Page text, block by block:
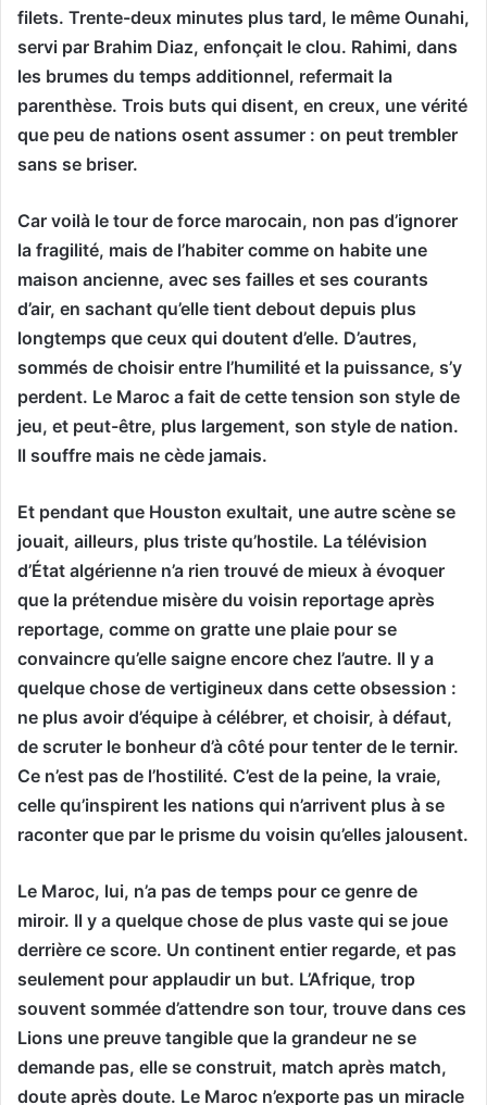
filets. Trente-deux minutes plus tard, le même Ounahi,
servi par Brahim Diaz, enfonçait le clou. Rahimi, dans
les brumes du temps additionnel, refermait la
parenthèse. Trois buts qui disent, en creux, une vérité
que peu de nations osent assumer : on peut trembler
sans se briser.
Car voilà le tour de force marocain, non pas d’ignorer
la fragilité, mais de l’habiter comme on habite une
maison ancienne, avec ses failles et ses courants
d’air, en sachant qu’elle tient debout depuis plus
longtemps que ceux qui doutent d’elle. D’autres,
sommés de choisir entre l’humilité et la puissance, s’y
perdent. Le Maroc a fait de cette tension son style de
jeu, et peut-être, plus largement, son style de nation.
Il souffre mais ne cède jamais.
Et pendant que Houston exultait, une autre scène se
jouait, ailleurs, plus triste qu’hostile. La télévision
d’État algérienne n’a rien trouvé de mieux à évoquer
que la prétendue misère du voisin reportage après
reportage, comme on gratte une plaie pour se
convaincre qu’elle saigne encore chez l’autre. Il y a
quelque chose de vertigineux dans cette obsession :
ne plus avoir d’équipe à célébrer, et choisir, à défaut,
de scruter le bonheur d’à côté pour tenter de le ternir.
Ce n’est pas de l’hostilité. C’est de la peine, la vraie,
celle qu’inspirent les nations qui n’arrivent plus à se
raconter que par le prisme du voisin qu’elles jalousent.
Le Maroc, lui, n’a pas de temps pour ce genre de
miroir. Il y a quelque chose de plus vaste qui se joue
derrière ce score. Un continent entier regarde, et pas
seulement pour applaudir un but. L’Afrique, trop
souvent sommée d’attendre son tour, trouve dans ces
Lions une preuve tangible que la grandeur ne se
demande pas, elle se construit, match après match,
doute après doute. Le Maroc n’exporte pas un miracle